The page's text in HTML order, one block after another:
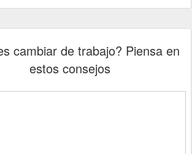
cambiar de trabajo? Piensa en
estos consejos